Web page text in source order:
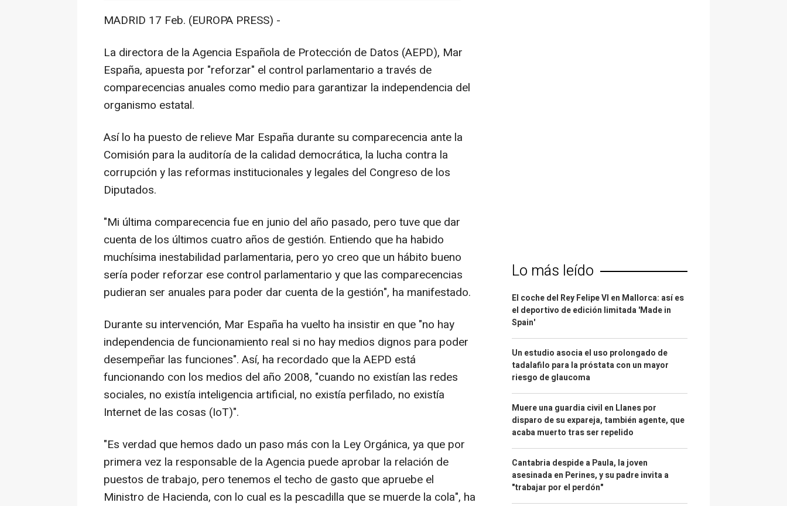
MADRID 17 Feb. (EUROPA PRESS) -
La directora de la Agencia Española de Protección de Datos (AEPD), Mar
España, apuesta por "reforzar" el control parlamentario a través de
comparecencias anuales como medio para garantizar la independencia del
organismo estatal.
Así lo ha puesto de relieve Mar España durante su comparecencia ante la
Comisión para la auditoría de la calidad democrática, la lucha contra la
corrupción y las reformas institucionales y legales del Congreso de los
Diputados.
"Mi última comparecencia fue en junio del año pasado, pero tuve que dar
cuenta de los últimos cuatro años de gestión. Entiendo que ha habido
muchísima inestabilidad parlamentaria, pero yo creo que un hábito bueno
sería poder reforzar ese control parlamentario y que las comparecencias
pudieran ser anuales para poder dar cuenta de la gestión", ha manifestado.
Durante su intervención, Mar España ha vuelto ha insistir en que "no hay
independencia de funcionamiento real si no hay medios dignos para poder
desempeñar las funciones". Así, ha recordado que la AEPD está
funcionando con los medios del año 2008, "cuando no existían las redes
sociales, no existía inteligencia artificial, no existía perfilado, no existía
Internet de las cosas (IoT)".
"Es verdad que hemos dado un paso más con la Ley Orgánica, ya que por
primera vez la responsable de la Agencia puede aprobar la relación de
puestos de trabajo, pero tenemos el techo de gasto que apruebe el
Ministro de Hacienda, con lo cual es la pescadilla que se muerde la cola", ha
Lo más leído
El coche del Rey Felipe VI en Mallorca: así es
el deportivo de edición limitada 'Made in
Spain'
Un estudio asocia el uso prolongado de
tadalafilo para la próstata con un mayor
riesgo de glaucoma
Muere una guardia civil en Llanes por
disparo de su expareja, también agente, que
acaba muerto tras ser repelido
Cantabria despide a Paula, la joven
asesinada en Perines, y su padre invita a
"trabajar por el perdón"